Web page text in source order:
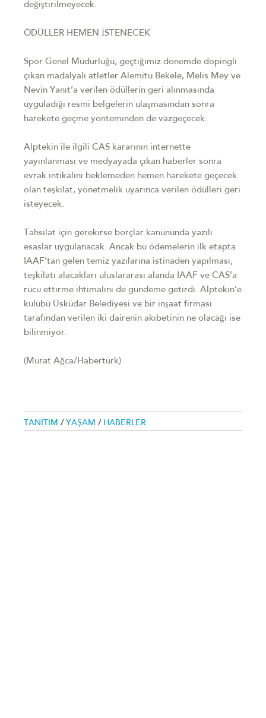
değiştirilmeyecek.
ÖDÜLLER HEMEN İSTENECEK
Spor Genel Müdürlüğü, geçtiğimiz dönemde dopingli
çıkan madalyalı atletler Alemitu Bekele, Melis Mey ve
Nevin Yanıt’a verilen ödüllerin geri alınmasında
uyguladığı resmi belgelerin ulaşmasından sonra
harekete geçme yönteminden de vazgeçecek.
Alptekin ile ilgili CAS kararının internette
yayınlanması ve medyayada çıkan haberler sonra
evrak intikalini beklemeden hemen harekete geçecek
olan teşkilat, yönetmelik uyarınca verilen ödülleri geri
isteyecek.
Tahsilat için gerekirse borçlar kanununda yazılı
esaslar uygulanacak. Ancak bu ödemelerin ilk etapta
IAAF’tan gelen temiz yazılarına istinaden yapılması,
teşkilatı alacakları uluslararası alanda IAAF ve CAS’a
rücu ettirme ihtimalini de gündeme getirdi. Alptekin’e
kulübü Üsküdar Belediyesi ve bir inşaat firması
tarafından verilen iki dairenin akıbetinin ne olacağı ise
bilinmiyor.
(Murat Ağca/Habertürk)
TANITIM / YAŞAM / HABERLER